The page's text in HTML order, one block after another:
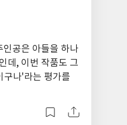
공은 아들을 하나
데, 이번 작품도 그
구나'라는 평가를